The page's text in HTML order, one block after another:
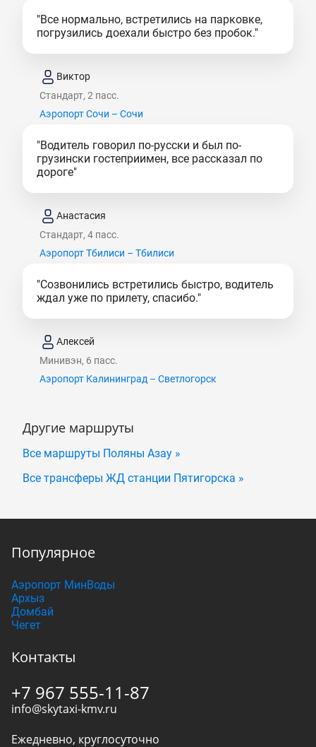
"Все нормально, встретились на парковке,
погрузились доехали быстро без пробок."
Виктор
Стандарт, 2 пасс.
Аэропорт Сочи – Сочи
"Водитель говорил по-русски и был по-
грузински гостеприимен, все рассказал по
дороге"
Анастасия
Стандарт, 4 пасс.
Аэропорт Тбилиси – Тбилиси
"Созвонились встретились быстро, водитель
ждал уже по прилету, спасибо."
Алексей
Минивэн, 6 пасс.
Аэропорт Калининград – Светлогорск
Другие маршруты
Все маршруты Поляны Азау »
Все трансферы ЖД станции Пятигорска »
Популярное
Аэропорт МинВоды
Архыз
Домбай
Чегет
Контакты
+7 967 555-11-87
info@skytaxi-kmv.ru
Ежедневно, круглосуточно